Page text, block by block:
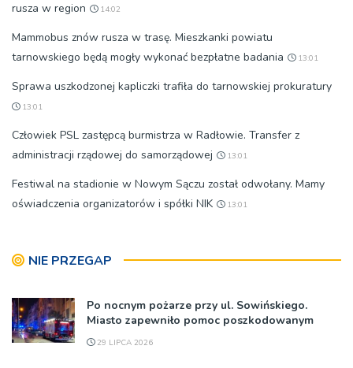
rusza w region
14:02
Mammobus znów rusza w trasę. Mieszkanki powiatu
tarnowskiego będą mogły wykonać bezpłatne badania
13:01
Sprawa uszkodzonej kapliczki trafiła do tarnowskiej prokuratury
13:01
Człowiek PSL zastępcą burmistrza w Radłowie. Transfer z
administracji rządowej do samorządowej
13:01
Festiwal na stadionie w Nowym Sączu został odwołany. Mamy
oświadczenia organizatorów i spółki NIK
13:01
NIE PRZEGAP
Po nocnym pożarze przy ul. Sowińskiego.
Miasto zapewniło pomoc poszkodowanym
29 LIPCA 2026